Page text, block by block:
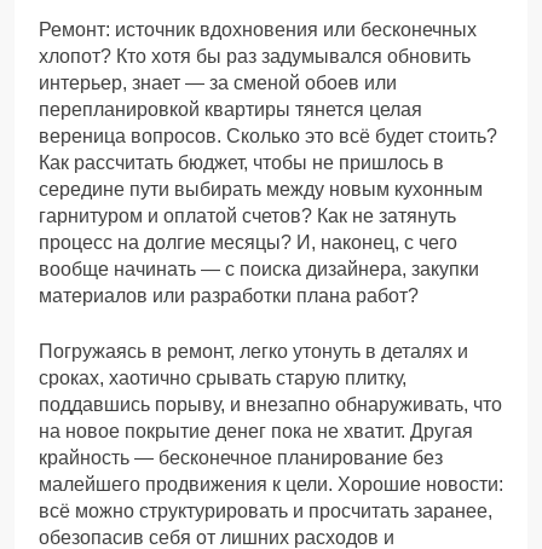
Ремонт: источник вдохновения или бесконечных
хлопот? Кто хотя бы раз задумывался обновить
интерьер, знает — за сменой обоев или
перепланировкой квартиры тянется целая
вереница вопросов. Сколько это всё будет стоить?
Как рассчитать бюджет, чтобы не пришлось в
середине пути выбирать между новым кухонным
гарнитуром и оплатой счетов? Как не затянуть
процесс на долгие месяцы? И, наконец, с чего
вообще начинать — с поиска дизайнера, закупки
материалов или разработки плана работ?
Погружаясь в ремонт, легко утонуть в деталях и
сроках, хаотично срывать старую плитку,
поддавшись порыву, и внезапно обнаруживать, что
на новое покрытие денег пока не хватит. Другая
крайность — бесконечное планирование без
малейшего продвижения к цели. Хорошие новости:
всё можно структурировать и просчитать заранее,
обезопасив себя от лишних расходов и